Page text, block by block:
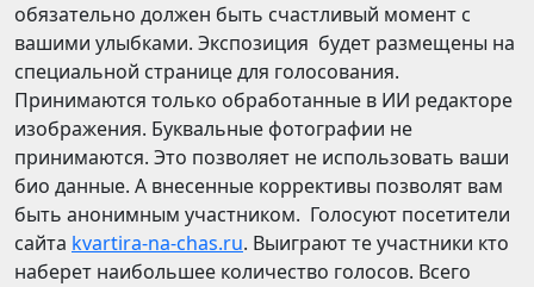
обязательно должен быть счастливый момент с
вашими улыбками. Экспозиция будет размещены на
специальной странице для голосования.
Принимаются только обработанные в ИИ редакторе
изображения. Буквальные фотографии не
принимаются. Это позволяет не использовать ваши
био данные. А внесенные коррективы позволят вам
быть анонимным участником. Голосуют посетители
сайта kvartira-na-chas.ru. Выиграют те участники кто
наберет наибольшее количество голосов. Всего